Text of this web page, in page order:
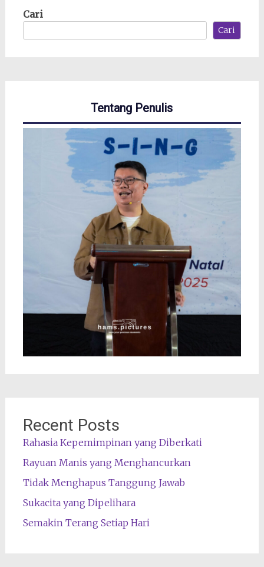
Cari
Cari
Tentang Penulis
Recent Posts
Rahasia Kepemimpinan yang Diberkati
Rayuan Manis yang Menghancurkan
Tidak Menghapus Tanggung Jawab
Sukacita yang Dipelihara
Semakin Terang Setiap Hari